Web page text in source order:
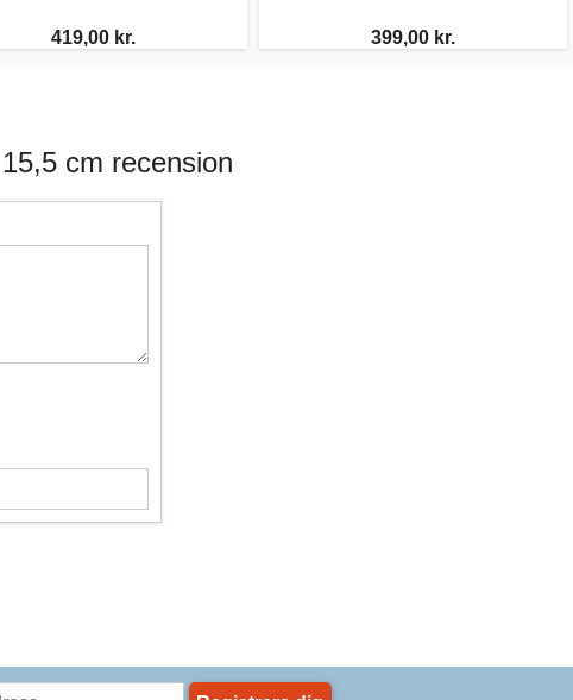
419,00 kr. 399,00 kr.
cm recension